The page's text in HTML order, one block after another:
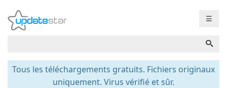
☰
Tous les téléchargements gratuits. Fichiers originaux
uniquement. Virus vérifié et sûr.